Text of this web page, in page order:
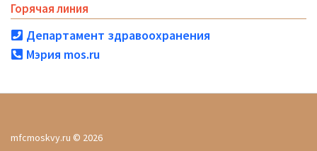
Горячая линия
Департамент здравоохранения
Мэрия mos.ru
mfcmoskvy.ru © 2026